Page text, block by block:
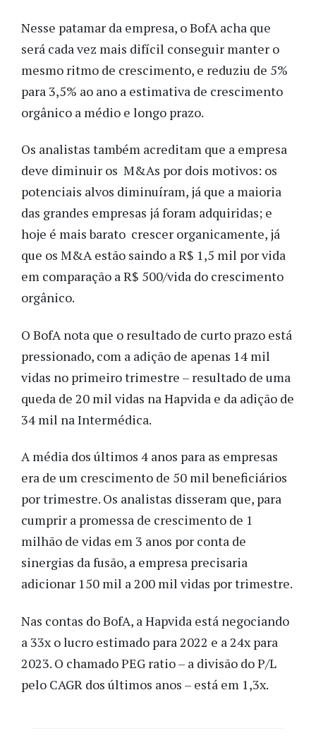
Nesse patamar da empresa, o BofA acha que
será cada vez mais difícil conseguir manter o
mesmo ritmo de crescimento, e reduziu de 5%
para 3,5% ao ano a estimativa de crescimento
orgânico a médio e longo prazo.
Os analistas também acreditam que a empresa
deve diminuir os M&As por dois motivos: os
potenciais alvos diminuíram, já que a maioria
das grandes empresas já foram adquiridas; e
hoje é mais barato crescer organicamente, já
que os M&A estão saindo a R$ 1,5 mil por vida
em comparação a R$ 500/vida do crescimento
orgânico.
O BofA nota que o resultado de curto prazo está
pressionado, com a adição de apenas 14 mil
vidas no primeiro trimestre – resultado de uma
queda de 20 mil vidas na Hapvida e da adição de
34 mil na Intermédica.
A média dos últimos 4 anos para as empresas
era de um crescimento de 50 mil beneficiários
por trimestre. Os analistas disseram que, para
cumprir a promessa de crescimento de 1
milhão de vidas em 3 anos por conta de
sinergias da fusão, a empresa precisaria
adicionar 150 mil a 200 mil vidas por trimestre.
Nas contas do BofA, a Hapvida está negociando
a 33x o lucro estimado para 2022 e a 24x para
2023. O chamado PEG ratio – a divisão do P/L
pelo CAGR dos últimos anos – está em 1,3x.